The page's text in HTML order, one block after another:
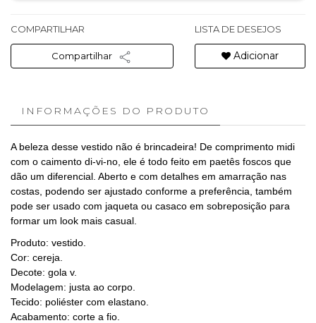
COMPARTILHAR
Compartilhar
LISTA DE DESEJOS
Adicionar
INFORMAÇÕES DO PRODUTO
A beleza desse vestido não é brincadeira! De comprimento midi
com o caimento di-vi-no, ele é todo feito em paetês foscos que
dão um diferencial. Aberto e com detalhes em amarração nas
costas, podendo ser ajustado conforme a preferência, também
pode ser usado com jaqueta ou casaco em sobreposição para
formar um look mais casual.
Produto: vestido.
Cor: cereja.
Decote: gola v.
Modelagem: justa ao corpo.
Tecido: poliéster com elastano.
Acabamento: corte a fio.